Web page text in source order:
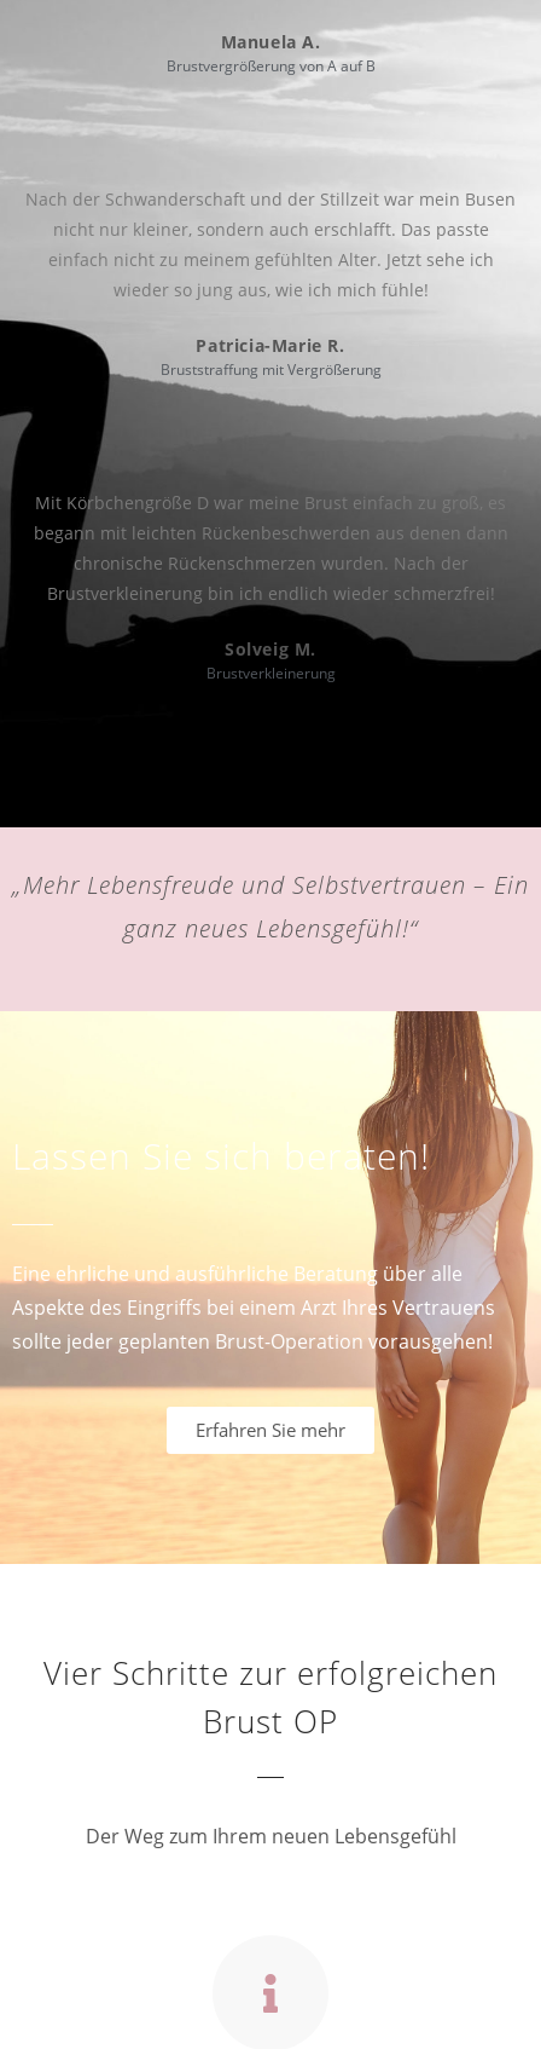
Manuela A.
Brustvergrößerung von A auf B
Nach der Schwanderschaft und der Stillzeit war mein Busen
nicht nur kleiner, sondern auch erschlafft. Das passte
einfach nicht zu meinem gefühlten Alter. Jetzt sehe ich
wieder so jung aus, wie ich mich fühle!
Patricia-Marie R.
Bruststraffung mit Vergrößerung
Mit Körbchengröße D war meine Brust einfach zu groß, es
begann mit leichten Rückenbeschwerden aus denen dann
chronische Rückenschmerzen wurden. Nach der
Brustverkleinerung bin ich endlich wieder schmerzfrei!
Solveig M.
Brustverkleinerung
„Mehr Lebensfreude und Selbstvertrauen – Ein
ganz neues Lebensgefühl!“
Lassen Sie sich beraten!
Eine ehrliche und ausführliche Beratung über alle
Aspekte des Eingriffs bei einem Arzt Ihres Vertrauens
sollte jeder geplanten Brust-Operation vorausgehen!
Erfahren Sie mehr
Vier Schritte zur erfolgreichen
Brust OP
Der Weg zum Ihrem neuen Lebensgefühl